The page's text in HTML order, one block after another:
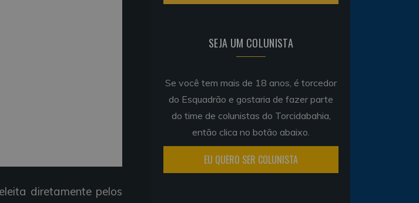
diretamente pelos
SEJA UM COLUNISTA
Se você tem mais de 18 anos, é torcedor
do Esquadrão e gostaria de fazer parte
do time de colunistas do Torcidabahia,
então clica no botão abaixo.
EU QUERO SER COLUNISTA